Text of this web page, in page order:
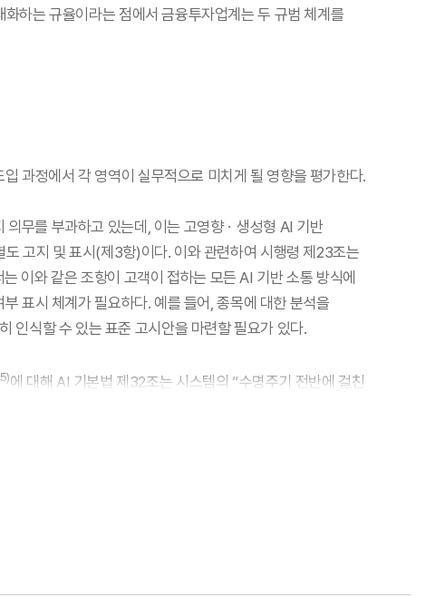
하는 규율이라는 점에서 금융투자업계는 두 규범 체계를
과정에서 각 영역이 실무적으로 미치게 될 영향을 평가한다.
무를 부과하고 있는데, 이는 고영향ㆍ생성형 AI 기반
고지 및 표시(제3항)이다. 이와 관련하여 시행령 제23조는
이와 같은 조항이 고객이 접하는 모든 AI 기반 소통 방식에
표시 체계가 필요하다. 예를 들어, 종목에 대한 분석을
인식할 수 있는 표준 고시안을 마련할 필요가 있다.
5)에 대해 AI 기본법 제32조는 시스템의 “수명주기 전반에 걸친
사전 검토하고 장관에게 확인을 요청할 수 있게 하며, 이는